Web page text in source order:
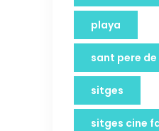
playa
sant pere de
sitges
sitges cine